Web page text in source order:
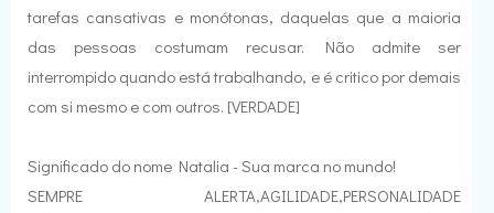
tarefas cansativas e monótonas, daquelas que a maioria
das pessoas costumam recusar. Não admite ser
interrompido quando está trabalhando, e é critico por demais
com si mesmo e com outros. [VERDADE]
Significado do nome Natalia - Sua marca no mundo!
SEMPRE ALERTA,AGILIDADE,PERSONALIDADE